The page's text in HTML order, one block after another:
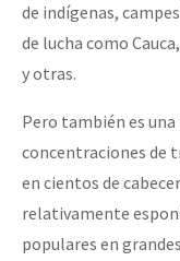
de indígenas,
de lucha como
y otras.
Pero también es
concentraciones de
en cientos de
relativamente
populares en